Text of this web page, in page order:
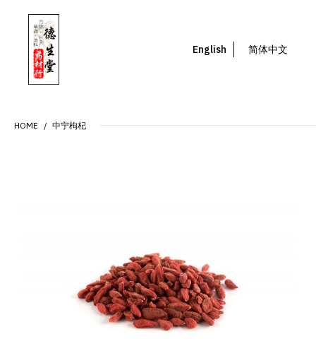
English 简体中文
HOME 中宁枸杞